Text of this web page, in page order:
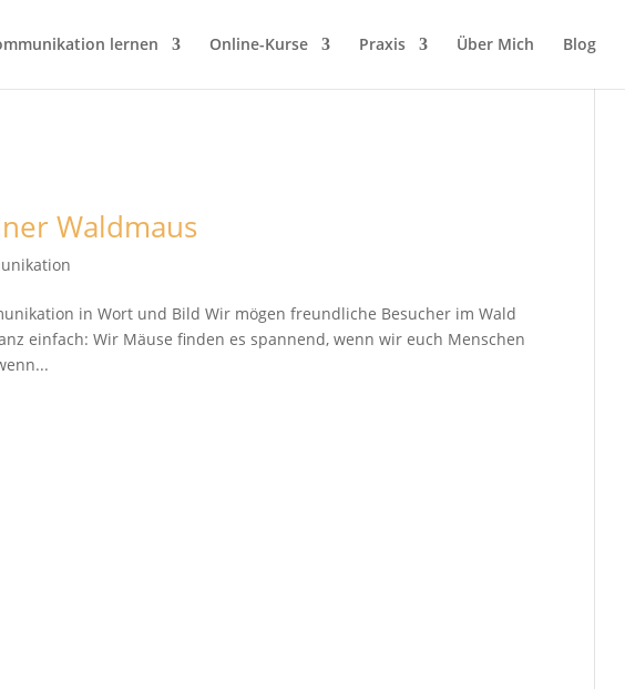
lernen Online-Kurse Praxis Über Mich Blog
Waldmaus
in Wort und Bild Wir mögen freundliche Besucher im Wald
einfach: Wir Mäuse finden es spannend, wenn wir euch Menschen